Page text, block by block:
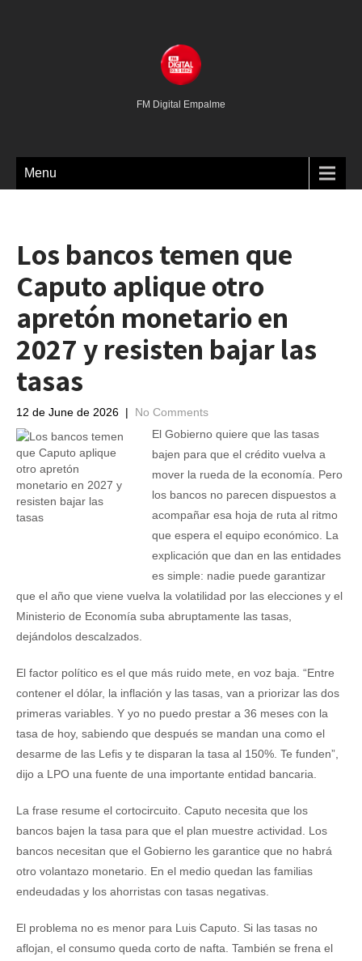
FM Digital Empalme
Menu
Los bancos temen que
Caputo aplique otro
apretón monetario en
2027 y resisten bajar las
tasas
12 de June de 2026 | No Comments
El Gobierno quiere que las tasas
bajen para que el crédito vuelva a
mover la rueda de la economía. Pero
los bancos no parecen dispuestos a
acompañar esa hoja de ruta al ritmo
que espera el equipo económico. La
explicación que dan en las entidades
es simple: nadie puede garantizar
que el año que viene vuelva la volatilidad por las elecciones y el
Ministerio de Economía suba abruptamente las tasas,
dejándolos descalzados.
El factor político es el que más ruido mete, en voz baja. “Entre
contener el dólar, la inflación y las tasas, van a priorizar las dos
primeras variables. Y yo no puedo prestar a 36 meses con la
tasa de hoy, sabiendo que después se mandan una como el
desarme de las Lefis y te disparan la tasa al 150%. Te funden”,
dijo a LPO una fuente de una importante entidad bancaria.
La frase resume el cortocircuito. Caputo necesita que los
bancos bajen la tasa para que el plan muestre actividad. Los
bancos necesitan que el Gobierno les garantice que no habrá
otro volantazo monetario. En el medio quedan las familias
endeudadas y los ahorristas con tasas negativas.
El problema no es menor para Luis Caputo. Si las tasas no
aflojan, el consumo queda corto de nafta. También se frena el